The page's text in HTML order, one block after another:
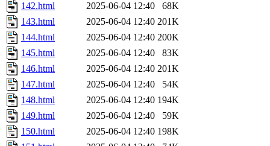
142.html
2025-06-04 12:40
68K
143.html
2025-06-04 12:40 201K
144.html
2025-06-04 12:40 200K
145.html
2025-06-04 12:40
83K
146.html
2025-06-04 12:40 201K
147.html
2025-06-04 12:40
54K
148.html
2025-06-04 12:40 194K
149.html
2025-06-04 12:40
59K
150.html
2025-06-04 12:40 198K